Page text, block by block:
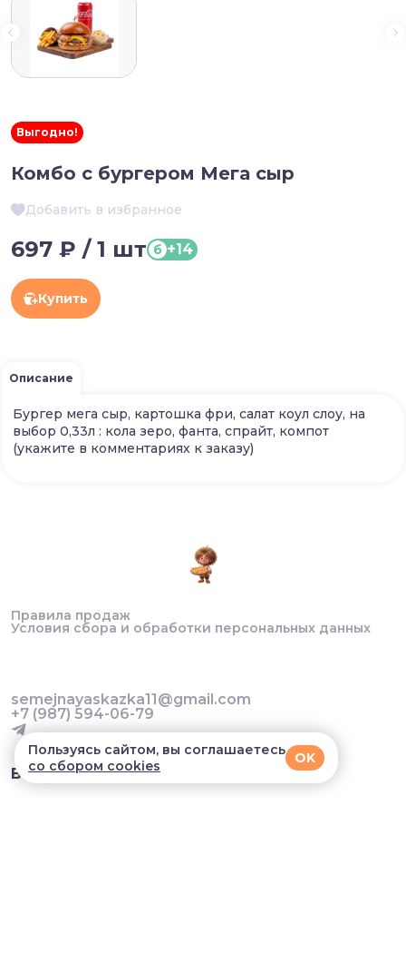
Выгодно!
Комбо с бургером Мега сыр
Добавить в избранное
697 ₽ / 1 шт б +14
Купить
Описание
Бургер мега сыр, картошка фри, салат коул слоу, на
выбор 0,33л : кола зеро, фанта, спрайт, компот
(укажите в комментариях к заказу)
Правила продаж
Условия сбора и обработки персональных данных
semejnayaskazka11@gmail.com
+7 (987) 594-06-79
В приложении удобнее!
Пользуясь сайтом, вы соглашаетесь
со сбором cookies
OK